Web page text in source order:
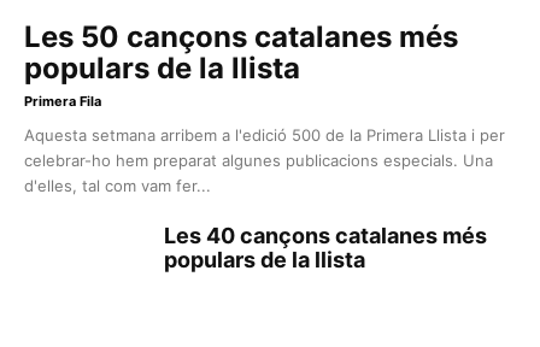
Les 50 cançons catalanes més
populars de la llista
Primera Fila
Aquesta setmana arribem a l'edició 500 de la Primera Llista i per
celebrar-ho hem preparat algunes publicacions especials. Una
d'elles, tal com vam fer...
Les 40 cançons catalanes més
populars de la llista